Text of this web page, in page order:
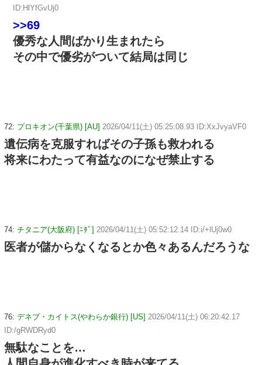
ID:HlYfGvUj0
>>69
優秀な人間ばかり生まれたら
その中で優劣がついて結局は同じ
72: プロキオン(千葉県) [AU] 2026/04/11(土) 05:25:08.93 ID:XxJvyaVF0
遺伝病を克服すればその子孫も救われる
将来にわたって有益なのになぜ禁止する
74: チタニア(大阪府) [ﾆﾀﾞ] 2026/04/11(土) 05:52:12.14 ID:i/+lUj0w0
医者が儲からなくなるとか色々あるんだろうな
76: デネブ・カイトス(やわらか銀行) [US] 2026/04/11(土) 06:20:42.17
ID:/gRWDRyd0
無駄なことを…